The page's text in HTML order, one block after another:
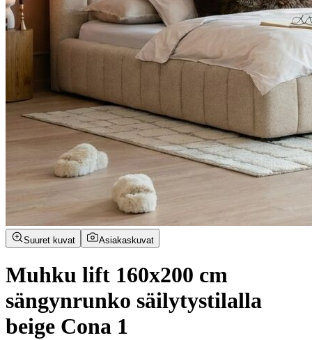
Suuret kuvat Asiakaskuvat
Muhku lift 160x200 cm
sängynrunko säilytystilalla
beige Cona 1